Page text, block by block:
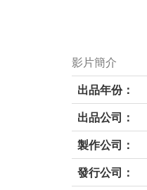
影片簡介
出品年份：
出品公司：
製作公司：
發行公司：